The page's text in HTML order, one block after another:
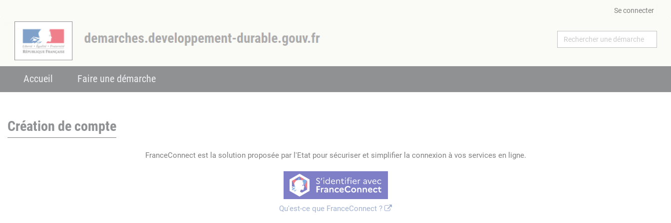
Se connecter
Accueil Faire une démarche
Création de compte
FranceConnect est la solution proposée par l'Etat pour sécuriser et simplifier la connexion à vos services en ligne.
Qu'est-ce que FranceConnect ?